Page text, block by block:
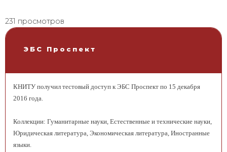
231 просмотров
ЭБС Проспект
КНИТУ получил тестовый доступ к ЭБС Проспект по 15 декабря
2016 года.
Коллекции: Гуманитарные науки, Естественные и технические науки,
Юридическая литература, Экономическая литература, Иностранные
языки.